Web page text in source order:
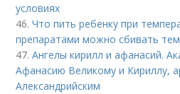
условиях
46.Что пить ребенку при
препаратами можно сбивать
47.Ангелы кирилл и афанасий.
Афанасию Великому и Кириллу,
Александрийским